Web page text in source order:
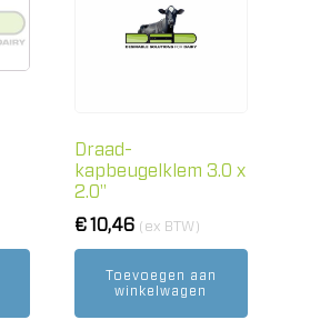
Draad-
kapbeugelklem 3.0 x
2.0"
€10,46 (ex BTW)
Toevoegen aan
winkelwagen